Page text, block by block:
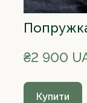
₴2 900
Купити